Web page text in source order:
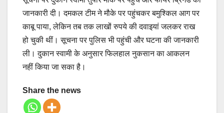
जानकारी दी। दमकल टीम ने मौके पर पहुंचकर बमुश्किल आग पर
काबू पाया, लेकिन तब तक लाखों रुपये की दवाइयां जलकर राख
हो चुकी थीं। सूचना पर पुलिस भी पहुंची और घटना की जानकारी
ली। दुकान स्वामी के अनुसार फिलहाल नुकसान का आकलन
नहीं किया जा सका है।
Share the news